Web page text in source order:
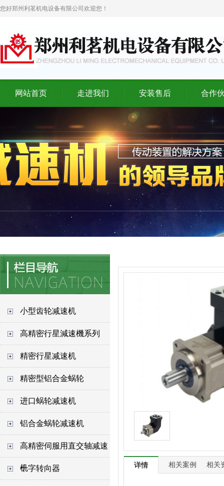
您好郑州利茗机电设备有限公司欢迎您！
网站首页 走进我们 安装售后 合作
小型齿轮减速机
高精密行星減速機系列
精密行星减速机
精密型铝合金蜗轮
进口蜗轮减速机
铝合金蜗轮减速机
高精密伺服用直交轴减速
机
十字转向器 详情 相关案例 相关